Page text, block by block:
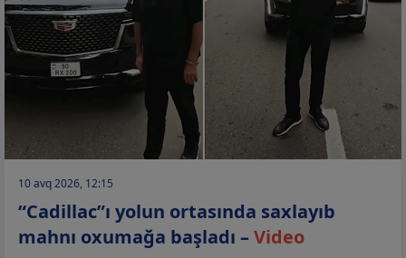
10 avq 2026, 12:15
“Cadillac”ı yolun ortasında saxlayıb
mahnı oxumağa başladı –Video